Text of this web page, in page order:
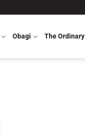
Obagi The Ordinary